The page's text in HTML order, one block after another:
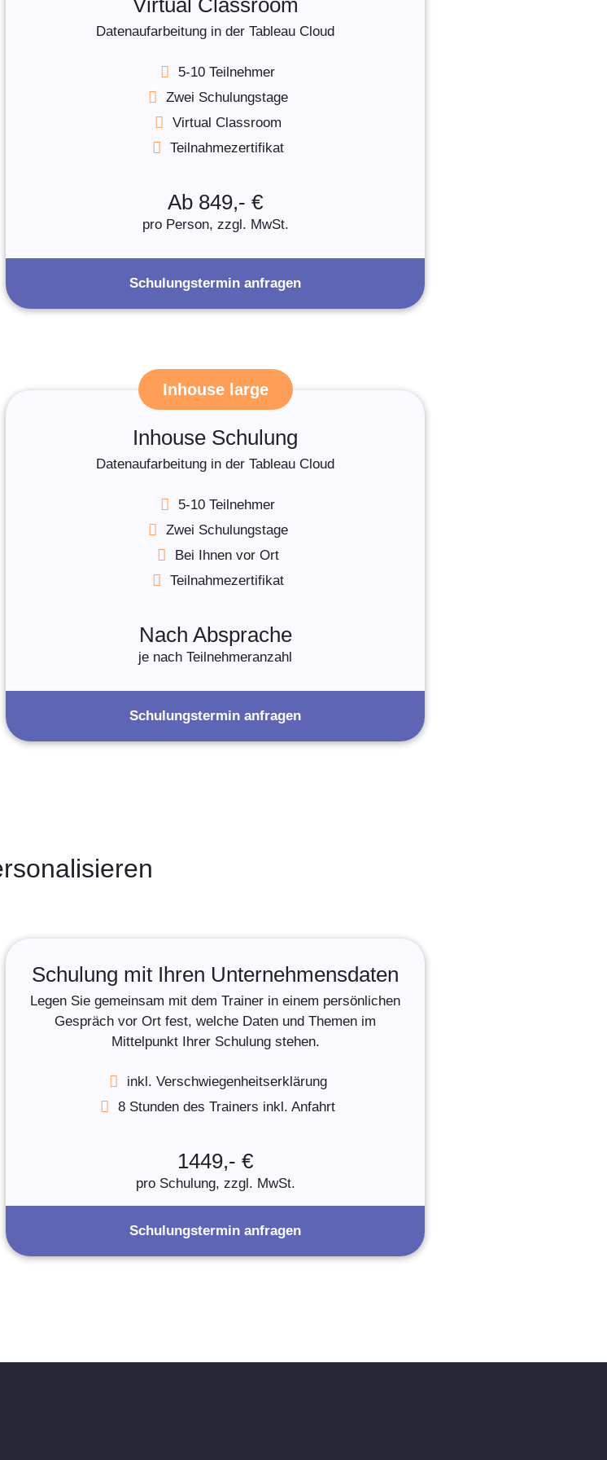
Virtual Classroom
Datenaufarbeitung in der Tableau Cloud
5-10 Teilnehmer
Zwei Schulungstage
Virtual Classroom
Teilnahmezertifikat
Ab 849,- €
pro Person, zzgl. MwSt.
Schulungstermin anfragen
Inhouse large
Inhouse Schulung
Datenaufarbeitung in der Tableau Cloud
5-10 Teilnehmer
Zwei Schulungstage
Bei Ihnen vor Ort
Teilnahmezertifikat
Nach Absprache
je nach Teilnehmeranzahl
Schulungstermin anfragen
Schulung mit Ihren Unternehmensdaten
Legen Sie gemeinsam mit dem Trainer in einem persönlichen
Gespräch vor Ort fest, welche Daten und Themen im
Mittelpunkt Ihrer Schulung stehen.
inkl. Verschwiegenheitserklärung
8 Stunden des Trainers inkl. Anfahrt
1449,- €
pro Schulung, zzgl. MwSt.
Schulungstermin anfragen